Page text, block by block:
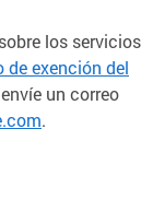
los servicios
de exención del
un correo
.